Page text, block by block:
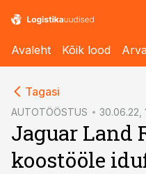
Avaleht Kõik lood
Tagasi
AUTOTÖÖSTUS 30.06.22,
Jaguar Land
koostööle